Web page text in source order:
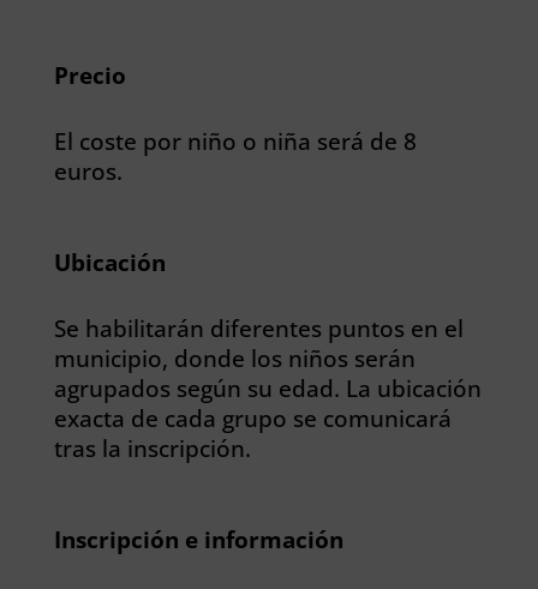
Precio
El coste por niño o niña será de 8
euros.
Ubicación
Se habilitarán diferentes puntos en el
municipio, donde los niños serán
agrupados según su edad. La ubicación
exacta de cada grupo se comunicará
tras la inscripción.
Inscripción e información